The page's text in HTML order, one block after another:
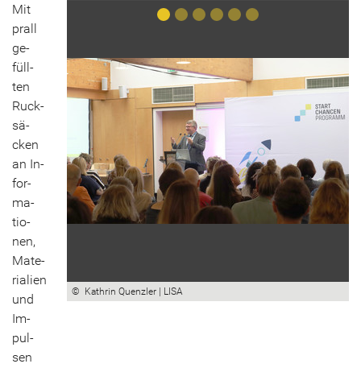
© Kath­rin Quenz­ler | LISA
Mit
prall
ge­
füll­
ten
Ruck­
sä­
cken
an In­
for­
ma­
tio­
nen,
Ma­te­
ria­li­en
und
Im­
pul­
sen